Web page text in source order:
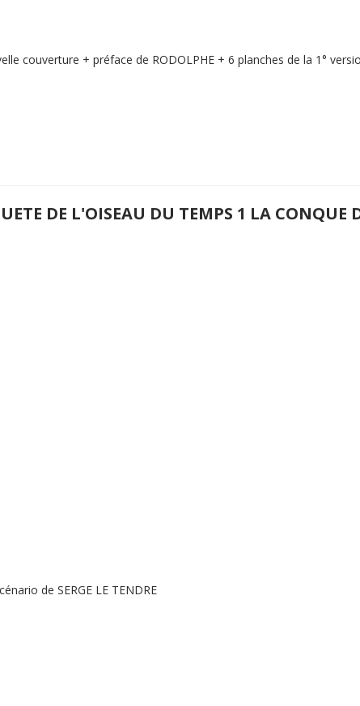
couverture + préface de RODOLPHE + 6 planches de la 1°
DE L'OISEAU DU TEMPS 1 LA CONQUE
de SERGE LE TENDRE